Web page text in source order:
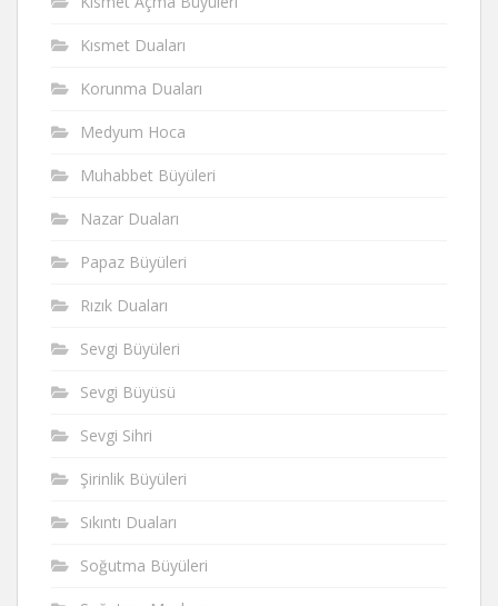
Kısmet Duaları
Korunma Duaları
Medyum Hoca
Muhabbet Büyüleri
Nazar Duaları
Papaz Büyüleri
Rızık Duaları
Sevgi Büyüleri
Sevgi Büyüsü
Sevgi Sihri
Şirinlik Büyüleri
Sıkıntı Duaları
Soğutma Büyüleri